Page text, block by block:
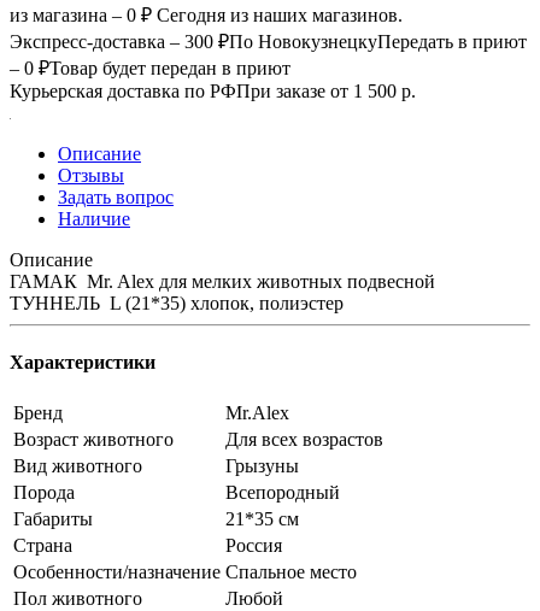
из магазина – 0 ₽ Сегодня из наших магазинов.
Экспресс-доставка – 300 ₽По НовокузнецкуПередать в приют
– 0 ₽Товар будет передан в приют
Курьерская доставка по РФПри заказе от 1 500 р.
Описание
Отзывы
Задать вопрос
Наличие
Описание
ГАМАК Mr. Alex для мелких животных подвесной
ТУННЕЛЬ L (21*35) хлопок, полиэстер
Характеристики
Бренд
Mr.Alex
Возраст животного
Для всех возрастов
Вид животного
Грызуны
Порода
Всепородный
Габариты
21*35 см
Страна
Россия
Особенности/назначение Спальное место
Пол животного
Любой